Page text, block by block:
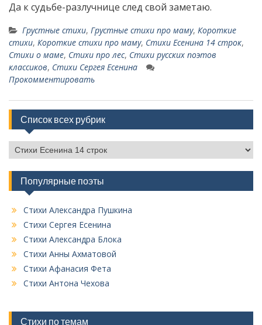
Да к судьбе-разлучнице след свой заметаю.
Грустные стихи, Грустные стихи про маму, Короткие
стихи, Короткие стихи про маму, Стихи Есенина 14 строк,
Стихи о маме, Стихи про лес, Стихи русских поэтов
классиков, Стихи Сергея Есенина
Прокомментировать
Список всех рубрик
п
и
к
в
е
х
р
у
Популярные поэты
Стихи Александра Пушкина
Стихи Сергея Есенина
Стихи Александра Блока
Стихи Анны Ахматовой
Стихи Афанасия Фета
Стихи Антона Чехова
Стихи по темам